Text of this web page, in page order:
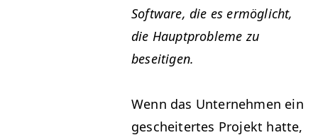
Soft­ware, die es ermöglicht,
die Haupt­prob­leme zu
beseitigen.
Wenn das Unternehmen ein
gescheit­ertes Pro­jekt hat­te,